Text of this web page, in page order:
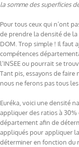
la somme des superficies
Pour tous ceux qui n’ont
de prendre la densité de
DOM. Trop simple ! Il faut
compétences
l’INSEE ou pourrait se
Tant pis, essayons de faire
nous ne ferons pas tous les
Euréka, voici une densité
appliquer des ratios à 30%
département afin de
appliqués pour appliquer
déterminer en fonction du